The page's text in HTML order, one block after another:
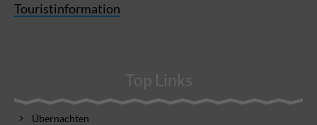
Touristinformation
Top Links
Übernachten